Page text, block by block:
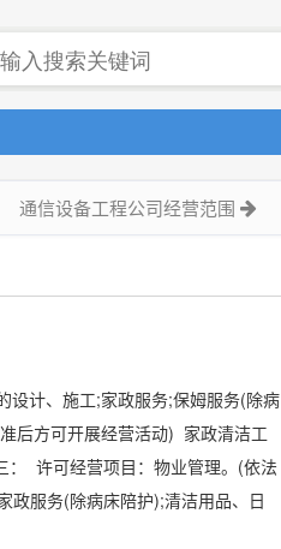
通信设备工程公司经营范围
设计、施工;家政服务;保姆服务(除病
后方可开展经营活动) 家政清洁工
： 许可经营项目：物业管理。(依法
政服务(除病床陪护);清洁用品、日